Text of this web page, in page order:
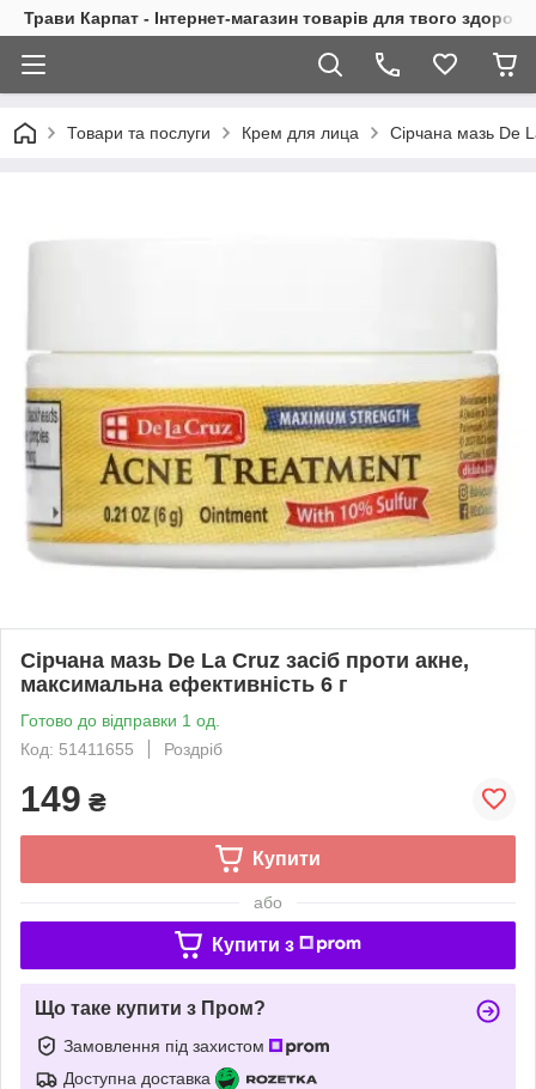
Трави Карпат - Інтернет-магазин товарів для твого
Товари та послуги Крем для лица Сірчана мазь De
Сірчана мазь De La Cruz засіб проти акне,
максимальна ефективність 6 г
Готово до відправки 1 од.
Код: 51411655
Роздріб
149 ₴
Купити
або
Купити з
Що таке купити з Пром?
Замовлення під захистом
Доступна доставка